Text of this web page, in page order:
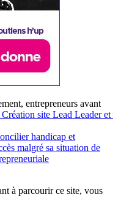
entrepreneurs avant
​Création site ​​Lead Leader​ et ​
handicap et
malgré sa situation de
à parcourir ce site, vous